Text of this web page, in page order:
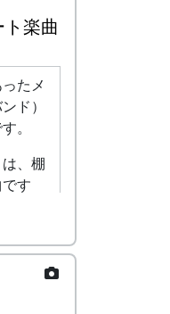
楽曲
たメ
ド）
。
、棚
す
こと
里へ